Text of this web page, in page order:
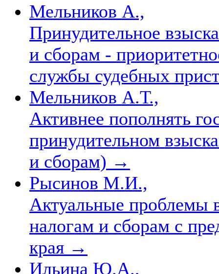
Мельников А.,
Принудительное
и сборам -
службы судебных
Мельников А.Т.,
Активнее пополнять
принудительном
и сборам) →
Рысинов М.И.,
Актуальные проблемы
налогам и сборам с
края →
Ильина Ю.А.,